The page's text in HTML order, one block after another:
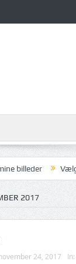
Vælg
2017
24, 2017 In: